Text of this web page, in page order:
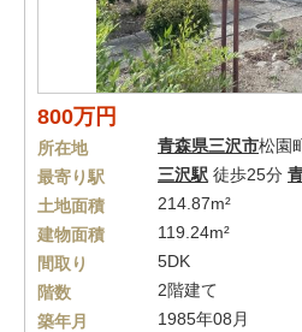
800万円
所在地 青森県三沢市松園
最寄り駅
三沢駅 徒歩25分
土地面積
214.87m²
建物面積
119.24m²
間取り
5DK
階数
2階建て
築年月
1985年08月